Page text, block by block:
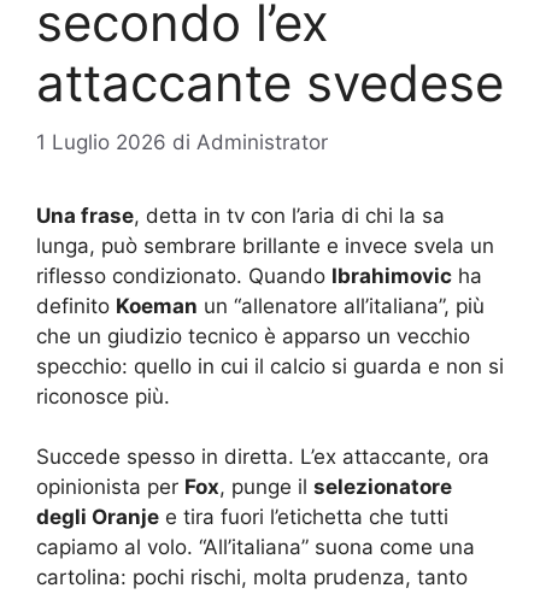
secondo l’ex
attaccante svedese
1 Luglio 2026 di Administrator
Una frase, detta in tv con l’aria di chi la sa
lunga, può sembrare brillante e invece svela un
riflesso condizionato. Quando Ibrahimovic ha
definito Koeman un “allenatore all’italiana”, più
che un giudizio tecnico è apparso un vecchio
specchio: quello in cui il calcio si guarda e non si
riconosce più.
Succede spesso in diretta. L’ex attaccante, ora
opinionista per Fox, punge il selezionatore
degli Oranje e tira fuori l’etichetta che tutti
capiamo al volo. “All’italiana” suona come una
cartolina: pochi rischi, molta prudenza, tanto